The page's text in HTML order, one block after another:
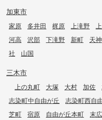
加東市
家原 多井田 梶原 上滝野
河高
沢部 下滝野 新町 天神
社
山国
三木市
上の丸町 大塚 大村 加佐
志染町中自由が丘
志染町西自
芝町
宿原 自由が丘本町 末広